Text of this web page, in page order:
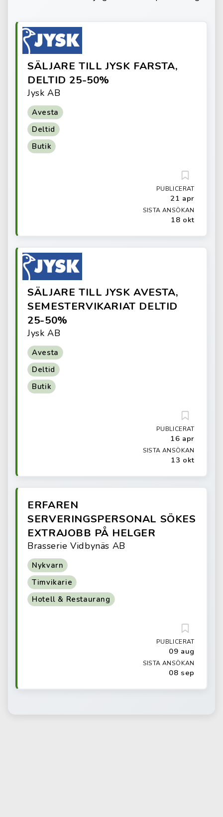
SÄLJARE TILL JYSK FARSTA,
DELTID 25-50%
Jysk AB
Avesta
Deltid
Butik
PUBLICERAT
21 apr
SISTA ANSÖKAN
18 okt
SÄLJARE TILL JYSK AVESTA,
SEMESTERVIKARIAT DELTID
25-50%
Jysk AB
Avesta
Deltid
Butik
PUBLICERAT
16 apr
SISTA ANSÖKAN
13 okt
ERFAREN
SERVERINGSPERSONAL SÖKES
EXTRAJOBB PÅ HELGER
Brasserie Vidbynäs AB
Nykvarn
Timvikarie
Hotell & Restaurang
PUBLICERAT
09 aug
SISTA ANSÖKAN
08 sep